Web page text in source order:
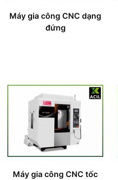
Máy gia công CNC dạng
đứng
Máy gia công CNC tốc